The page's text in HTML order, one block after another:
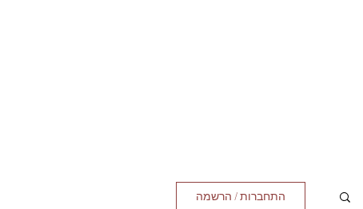
התחברות / הרשמה